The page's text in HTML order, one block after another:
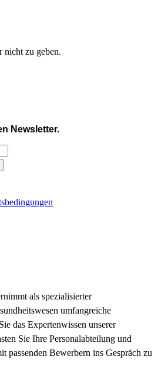
nicht zu geben.
Newsletter.
als spezialisierter
umfangreiche
das Expertenwissen unserer
Sie Ihre Personalabteilung und
passenden Bewerbern ins Gespräch zu